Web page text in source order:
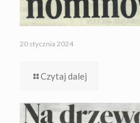
20 stycznia 2024
Czytaj dalej